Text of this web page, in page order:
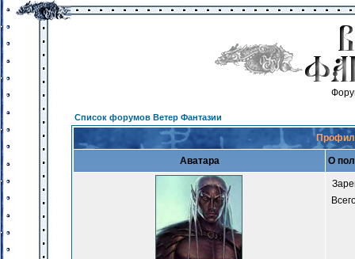
Список форумов Ветер Фантазии
Аватара О